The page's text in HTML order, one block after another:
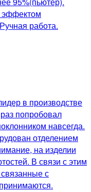
эффектом
работа.
в производстве
попробовал
навсегда.
отделением
на изделии
В связи с этим
с